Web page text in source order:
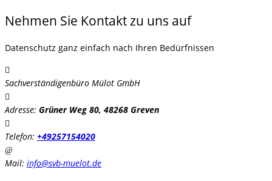
Nehmen Sie Kontakt zu uns auf
Datenschutz ganz einfach nach Ihren Bedürfnissen
Sachverständigenbüro Mülot GmbH
Adresse: Grüner Weg 80, 48268 Greven
Telefon: +49257154020
Mail: info@svb-muelot.de